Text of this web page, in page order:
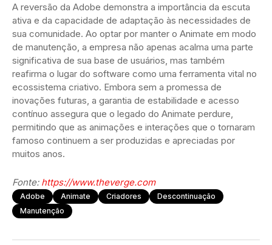
A reversão da Adobe demonstra a importância da escuta
ativa e da capacidade de adaptação às necessidades de
sua comunidade. Ao optar por manter o Animate em modo
de manutenção, a empresa não apenas acalma uma parte
significativa de sua base de usuários, mas também
reafirma o lugar do software como uma ferramenta vital no
ecossistema criativo. Embora sem a promessa de
inovações futuras, a garantia de estabilidade e acesso
contínuo assegura que o legado do Animate perdure,
permitindo que as animações e interações que o tornaram
famoso continuem a ser produzidas e apreciadas por
muitos anos.
Fonte: https://www.theverge.com
Adobe Animate Criadores
Descontinuação
Manutenção